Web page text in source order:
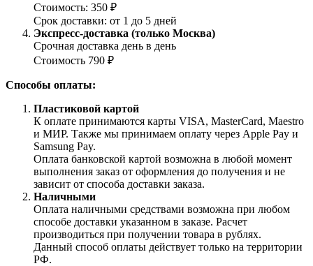
Стоимость: 350 ₽
Срок доставки: от 1 до 5 дней
Экспресс-доставка (только Москва)
Срочная доставка день в день
Стоимость 790 ₽
Способы оплаты:
Пластиковой картой
К оплате принимаются карты VISA, MasterCard, Maestro
и МИР. Также мы принимаем оплату через Apple Pay и
Samsung Pay.
Оплата банковской картой возможна в любой момент
выполнения заказ от оформления до получения и не
зависит от способа доставки заказа.
Наличными
Оплата наличными средствами возможна при любом
способе доставки указанном в заказе. Расчет
производиться при получении товара в рублях.
Данный способ оплаты действует только на территории
РФ.